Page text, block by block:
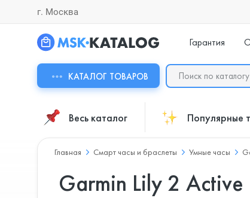
г. Москва
Гарантия
КАТАЛОГ ТОВАРОВ
Весь каталог Популярные
Главная Смарт часы и браслеты Умные часы
Garmin Lily 2 Active